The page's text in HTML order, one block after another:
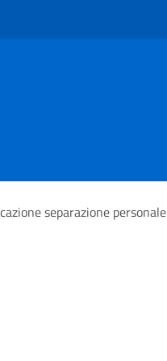
separazione personale